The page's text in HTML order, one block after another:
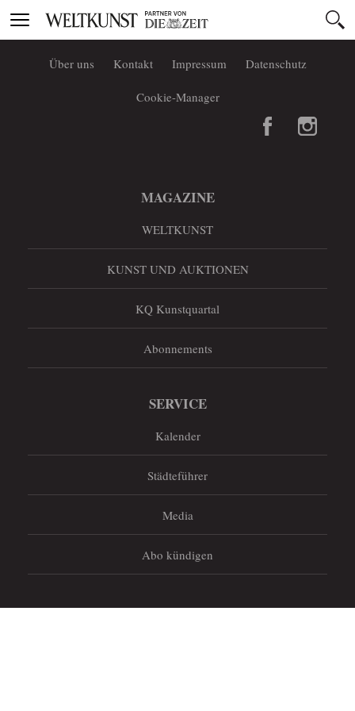
Toggle
navigation
Über uns Kontakt Impressum Datenschutz
Cookie-Manager
MAGAZINE
WELTKUNST
KUNST UND AUKTIONEN
KQ Kunstquartal
Abonnements
SERVICE
Kalender
Städteführer
Media
Abo kündigen